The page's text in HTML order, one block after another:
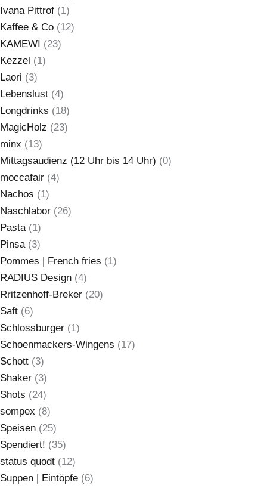
Ivana Pittrof (1)
Kaffee & Co (12)
KAMEWI (23)
Kezzel (1)
Laori (3)
Lebenslust (4)
Longdrinks (18)
MagicHolz (23)
minx (13)
Mittagsaudienz (12 Uhr bis 14 Uhr) (0)
moccafair (4)
Nachos (1)
Naschlabor (26)
Pasta (1)
Pinsa (3)
Pommes | French fries (1)
RADIUS Design (4)
Rritzenhoff-Breker (20)
Saft (6)
Schlossburger (1)
Schoenmackers-Wingens (17)
Schott (3)
Shaker (3)
Shots (24)
sompex (8)
Speisen (25)
Spendiert! (35)
status quodt (12)
Suppen | Eintöpfe (6)